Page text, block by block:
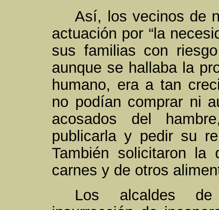
Así, los vecinos de
actuación por “la
sus familias con
aunque se hallaba la
humano, era a tan
no podían comprar ni
acosados del
publicarla y pedir su
También solicitaron la
carnes y de otros
Los alcaldes de